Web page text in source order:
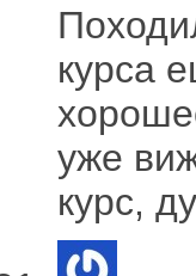
курса
уже
курс,